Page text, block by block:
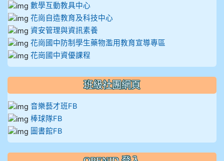
數學互動教具中心
花崗自造教育及科技中心
資安管理與資訊素養
花崗國中防制學生藥物濫用教育宣導專區
花崗國中資優課程
班級社團網頁
音樂藝才班FB
棒球隊FB
圖書館FB